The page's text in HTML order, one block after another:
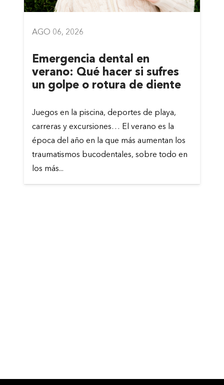
AGO 06, 2026
Emergencia dental en
verano: Qué hacer si sufres
un golpe o rotura de diente
Juegos en la piscina, deportes de playa,
carreras y excursiones… El verano es la
época del año en la que más aumentan los
traumatismos bucodentales, sobre todo en
los más...